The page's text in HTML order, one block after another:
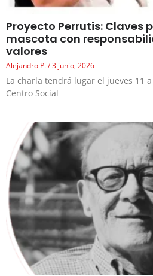
Proyecto Perrutis: Claves
mascota con
valores
Alejandro P. 3 junio, 2026
La charla tendrá lugar el jueves 11
Centro Social